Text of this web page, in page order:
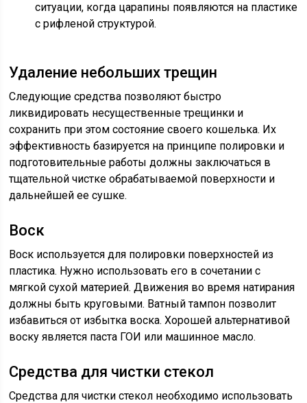
ситуации, когда царапины появляются на пластике
с рифленой структурой.
Удаление небольших трещин
Следующие средства позволяют быстро
ликвидировать несущественные трещинки и
сохранить при этом состояние своего кошелька. Их
эффективность базируется на принципе полировки и
подготовительные работы должны заключаться в
тщательной чистке обрабатываемой поверхности и
дальнейшей ее сушке.
Воск
Воск используется для полировки поверхностей из
пластика. Нужно использовать его в сочетании с
мягкой сухой материей. Движения во время натирания
должны быть круговыми. Ватный тампон позволит
избавиться от избытка воска. Хорошей альтернативой
воску является паста ГОИ или машинное масло.
Средства для чистки стекол
Средства для чистки стекол необходимо использовать